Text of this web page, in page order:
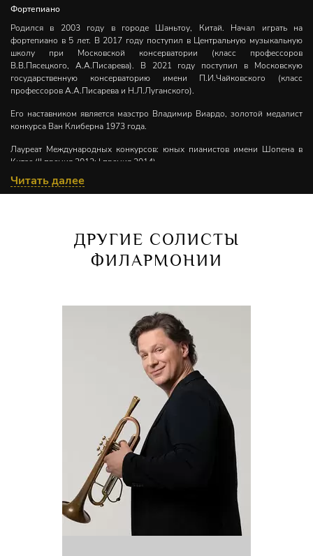
Фортепиано
Родился в 2003 году в городе Шаньтоу, Китай. Начал играть на
фортепиано в 5 лет. В 2017 году поступил в Центральную музыкальную
школу при Московской консерватории (класс профессоров
В.В.Пясецкого, А.А.Писарева). В 2021 году поступил в Московскую
государственную консерваторию имени П.И.Чайковского (класс
профессоров А.А.Писарева и Н.Л.Луганского).
Его наставником является маэстро Владимир Виардо, золотой медалист
конкурса Ван Клиберна 1973 года.
Лауреат Международных конкурсов: юных пианистов имени Шопена в
Китае (II премия,2012; I премия,2014),
Китайского национального конкурса молодых пианистов
Pearl River Kayserburg (III премия, 2013),
(Санкт-Петербург, II премия,2015),
лауреат I Международного конкурса молодых пианистов
Grand Piano Competition (Москва, 2016),
Крайнева (Москва, II премия, 2017),
Лауреат II международного конкурса молодых пианистов
Grand Piano Competition (Москва, 2018),
Гран-при I Международного конкурса молодых пианистов им. М.Жиркова
Гран-при XII международного конкурса пианистов им. К.Н.Игумнова
В 2025 году Ляо Тинхуну присуждается Бронзовая медаль, и он
становится лауреатом 3 премии II Международного конкурса пианистов,
композиторов и дирижеров имени С.В. Рахманинова (2025, Москва)
Участвовал в Международном Дальневосточном фестивале «Мариинский»
во Владивостоке и фестивале «Звезды на Байкале» в Иркутске, выступал с
Маэстро Валерием Гергиевым, Евгением Шестаковым, Юрием Ткаченко,
Александром Сладковским и другими именитыми дирижерами.
Читать далее
ДРУГИЕ СОЛИСТЫ
ФИЛАРМОНИИ